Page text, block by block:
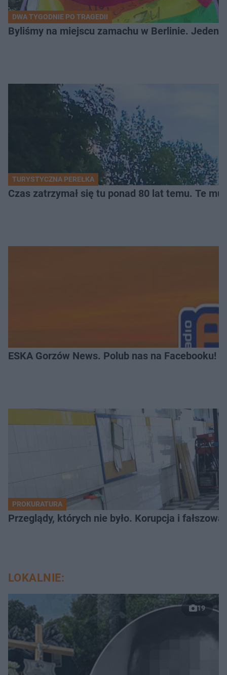
DWA TYGODNIE PO TRAGEDII
Byliśmy na miejscu zamachu w Berlinie. Jeden
TURYSTYCZNA PEREŁKA
Czas zatrzymał się tu ponad 80 lat temu. Te
ESKA Gorzów News. Polub nas na Facebooku!
PROKURATURA
Przeglądy, których nie było. Korupcja i
LOKALNIE:
19